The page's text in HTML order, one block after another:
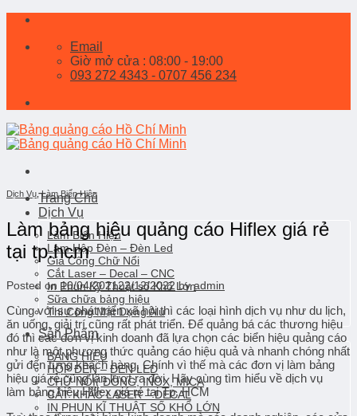
Skip
content
Email
Giờ mở cửa : 08:00 - 19:00
093 272 4343 - 0707 456 234
Trang Chủ
Dịch Vụ
Làm Biển Hiệu
Làm Hộp Đèn – Đèn Led
Gia Công Chữ Nổi
Cắt Laser – Decal – CNC
In Phun Kỹ Thuật số Khổ Lớn
Sữa chữa bảng hiệu
Thi Công Mặt Dựng Alu
Sản Phẩm
BẢNG HIỆU
HỘP ĐÈN – ĐÈN LED
CHỮ NỔI( ĐỒNG, INOX, MICA
CẮT KHẮC LASER – DECAL
IN PHUN KĨ THUẬT SỐ KHỔ LỚN
Dịch Vụ,Làm Biển Hiệu
Làm bảng hiệu quảng cáo Hiflex giá rẻ
tại tp.hcm
Posted on 10/04/202122/12/2022byadmin
Cùng với sự phát triển xã hội thì các loại hình dịch vụ như du lịch,
ăn uống, giải trí cũng rất phát triển. Để quảng bá các thương hiệu
đó thì các đơn vị kinh doanh đã lựa chọn các biển hiệu quảng cáo
như là một phương thức quảng cáo hiệu quả và nhanh chóng nhất
gửi đến từng khách hàng. Chính vì thế mà các đơn vị làm bảng
hiệu giá rẻ cũng lần lượt ra đời. Hãy cùng tìm hiểu về dịch vụ
làm bảng hiệu Hiflex giá rẻtại Tp. HCM